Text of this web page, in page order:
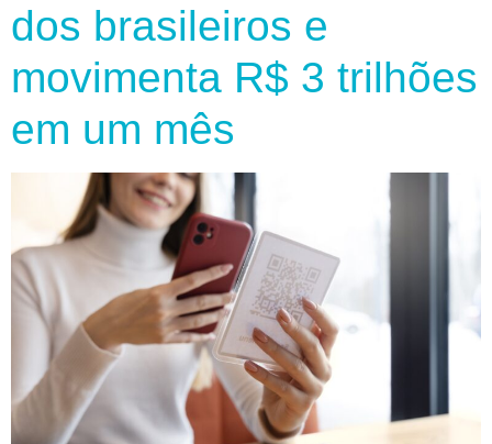
dos brasileiros e
movimenta R$ 3 trilhões
em um mês